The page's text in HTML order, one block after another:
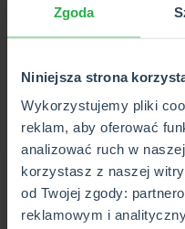
Zgoda
Niniejsza strona
Wykorzystujemy pliki
reklam, aby oferować
analizować ruch w
korzystasz z naszej
od Twojej zgody:
reklamowym i
złodzieja. Odpowiednie
przeciwkradzieżowe
kradzieżą. Dlatego warto
ubezpieczenia roweru.
– Ubezpieczenie
odszkodowania na
również w przypadku
uwagę, że